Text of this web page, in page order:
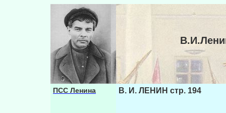
ПСС Ленина В. И. ЛЕНИН стр. 194